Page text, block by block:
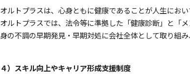
オルトプラスは、心身ともに健康であることが人生にお
オルトプラスでは、法令等に準拠した「健康診断」と「
身の不調の早期発見・早期対処に会社全体として取り組
４）スキル向上やキャリア形成支援制度